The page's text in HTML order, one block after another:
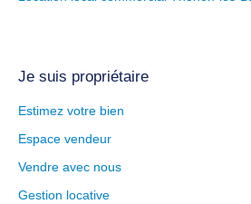
Je suis propriétaire
Estimez votre bien
Espace vendeur
Vendre avec nous
Gestion locative